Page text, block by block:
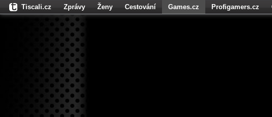
Tiscali.cz Zprávy Ženy Cestování Games.cz Profigamers.cz
Fights.cz